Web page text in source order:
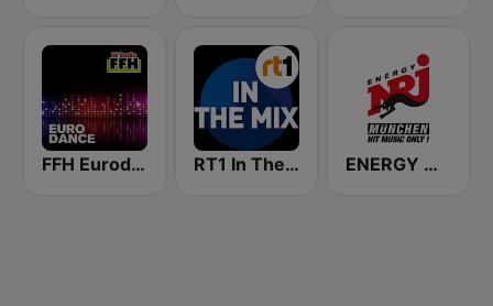
FFH Eurodance RT1 In The Mix ENERGY München